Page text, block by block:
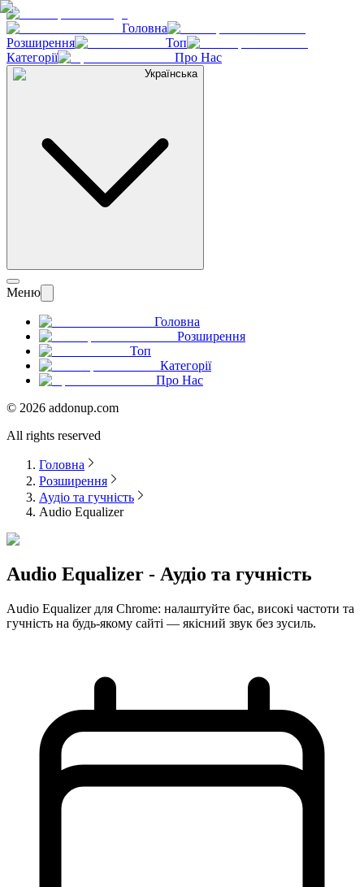
Головна
Розширення
Топ
Категорії
Про Нас
Українська
Меню
Головна
Розширення
Топ
Категорії
Про Нас
© 2026 addonup.com
All rights reserved
Головна
Розширення
Аудіо та гучність
Audio Equalizer
Audio Equalizer - Аудіо та гучність
Audio Equalizer для Chrome: налаштуйте бас, високі частоти та
гучність на будь-якому сайті — якісний звук без зусиль.